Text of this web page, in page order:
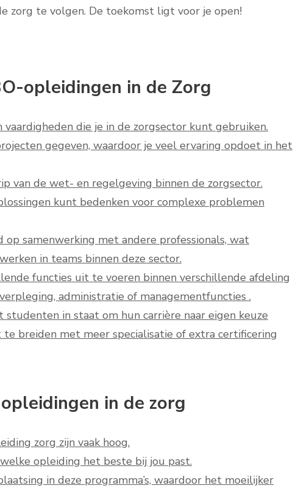
zorg te volgen. De toekomst ligt voor je open!
opleidingen in de Zorg
vaardigheden die je in de zorgsector kunt gebruiken.
gegeven, waardoor je veel ervaring opdoet in het
van de wet- en regelgeving binnen de zorgsector.
kunt bedenken voor complexe problemen
samenwerking met andere professionals, wat
in teams binnen deze sector.
functies uit te voeren binnen verschillende afdeling
administratie of managementfuncties .
in staat om hun carrière naar eigen keuze
breiden met meer specialisatie of extra certificering
in de zorg
zorg zijn vaak hoog.
opleiding het beste bij jou past.
in deze programma’s, waardoor het moeilijker